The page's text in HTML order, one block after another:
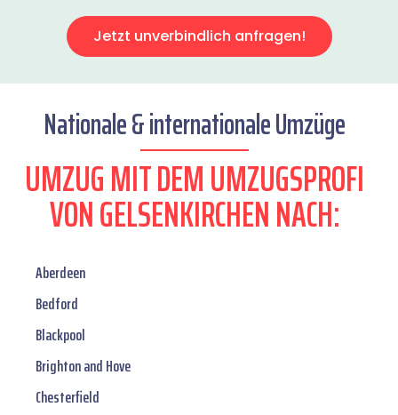
Jetzt unverbindlich anfragen!
Nationale & internationale Umzüge
UMZUG MIT DEM UMZUGSPROFI
VON GELSENKIRCHEN NACH:
Aberdeen
Bedford
Blackpool
Brighton and Hove
Chesterfield